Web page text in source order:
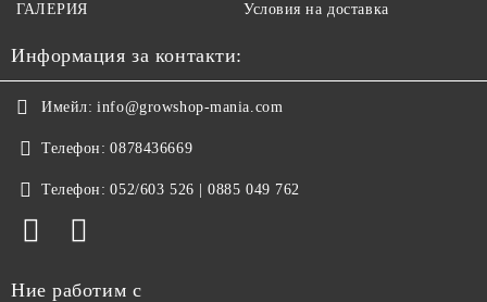
ГАЛЕРИЯ Условия на доставка
Информация за контакти:
Имейл: info@growshop-mania.com
Телефон: 0878436669
Телефон: 052/603 526 | 0885 049 762
Ние работим с